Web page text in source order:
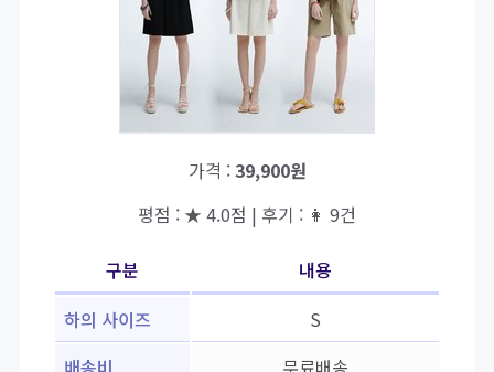
가격 :39,900원
평점 : ★ 4.0점 | 후기 : 👩 9건
구분
내용
하의 사이즈
S